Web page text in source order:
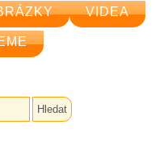
VIDEA